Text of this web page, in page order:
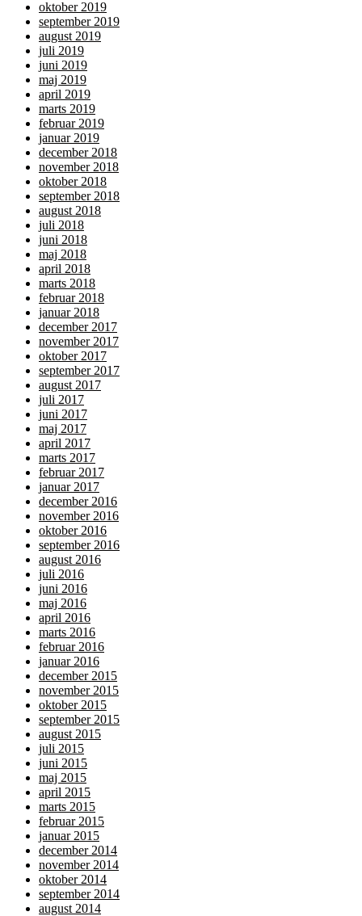
oktober 2019
september 2019
august 2019
juli 2019
juni 2019
maj 2019
april 2019
marts 2019
februar 2019
januar 2019
december 2018
november 2018
oktober 2018
september 2018
august 2018
juli 2018
juni 2018
maj 2018
april 2018
marts 2018
februar 2018
januar 2018
december 2017
november 2017
oktober 2017
september 2017
august 2017
juli 2017
juni 2017
maj 2017
april 2017
marts 2017
februar 2017
januar 2017
december 2016
november 2016
oktober 2016
september 2016
august 2016
juli 2016
juni 2016
maj 2016
april 2016
marts 2016
februar 2016
januar 2016
december 2015
november 2015
oktober 2015
september 2015
august 2015
juli 2015
juni 2015
maj 2015
april 2015
marts 2015
februar 2015
januar 2015
december 2014
november 2014
oktober 2014
september 2014
august 2014